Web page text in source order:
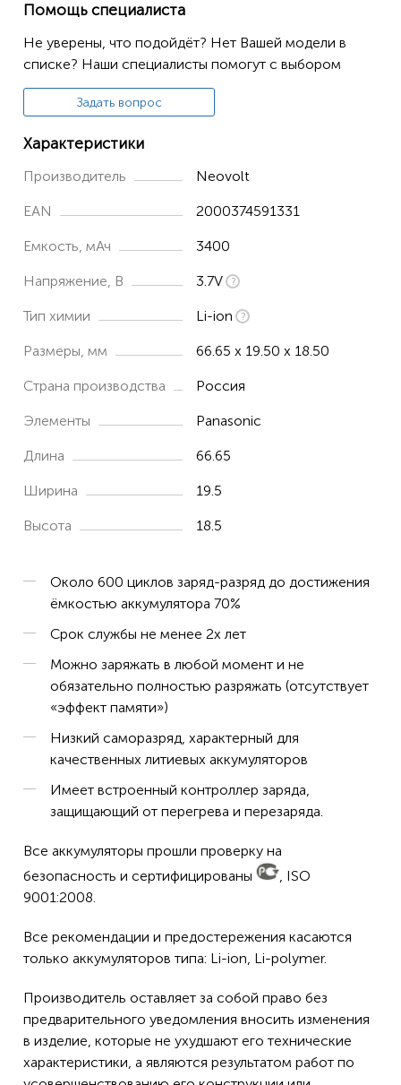
KC360LN
KC36LN
KC460
KC460LN
KC460LN-QW
PP360LN
BOSCH
0600833102
0600833105
0600855021
0603264600
0603977000
0603981000
6 LI
Ciso
DIY EasyPrune
Grasscheren-Set Isio
Isio
ISO
IXO
IXO Mini
PSR Select
PSR Select 3.6
PTK 3
PTK 3.6 Li
XEO
Помощь специалиста
Не уверены, что подойдёт? Нет Вашей модели в
списке? Наши специалисты помогут с выбором
Задать вопрос
Характеристики
Производитель Neovolt
EAN 2000374591331
Емкость, мАч 3400
Напряжение, В 3.7V
Тип химии Li-ion
Размеры, мм 66.65 x 19.50 x 18.50
Страна производства Россия
Элементы Panasonic
Длина 66.65
Ширина 19.5
Высота 18.5
Около 600 циклов заряд-разряд до достижения
ёмкостью аккумулятора 70%
Срок службы не менее 2х лет
Можно заряжать в любой момент и не
обязательно полностью разряжать (отсутствует
«эффект памяти»)
Низкий саморазряд, характерный для
качественных литиевых аккумуляторов
Имеет встроенный контроллер заряда,
защищающий от перегрева и перезаряда.
Все аккумуляторы прошли проверку на
безопасность и сертифицированы
, ISO
9001:2008.
Все рекомендации и предостережения касаются
только аккумуляторов типа: Li-ion, Li-polymer.
Производитель оставляет за собой право без
предварительного уведомления вносить изменения
в изделие, которые не ухудшают его технические
характеристики, а являются результатом работ по